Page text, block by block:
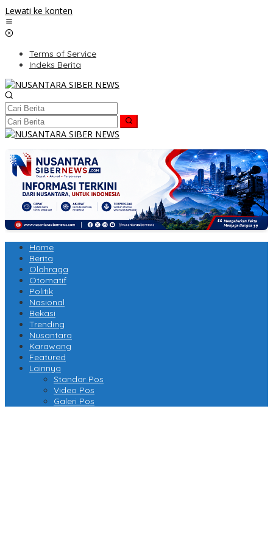
Lewati ke konten
Terms of Service
Indeks Berita
Home
Berita
Olahraga
Otomatif
Politik
Nasional
Bekasi
Trending
Nusantara
Karawang
Featured
Lainnya
Standar Pos
Video Pos
Galeri Pos